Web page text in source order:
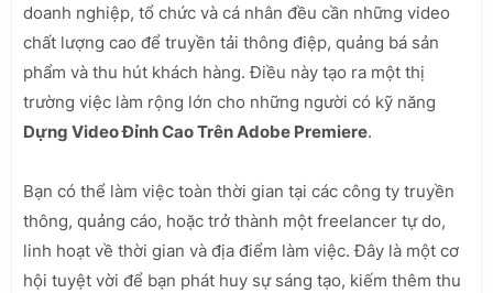
doanh nghiệp, tổ chức và cá nhân đều cần những video
chất lượng cao để truyền tải thông điệp, quảng bá sản
phẩm và thu hút khách hàng. Điều này tạo ra một thị
trường việc làm rộng lớn cho những người có kỹ năng
Dựng Video Đỉnh Cao Trên Adobe Premiere.
Bạn có thể làm việc toàn thời gian tại các công ty truyền
thông, quảng cáo, hoặc trở thành một freelancer tự do,
linh hoạt về thời gian và địa điểm làm việc. Đây là một cơ
hội tuyệt vời để bạn phát huy sự sáng tạo, kiếm thêm thu